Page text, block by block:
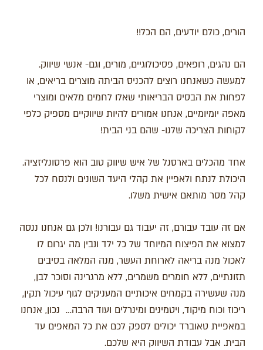
הורים, כולם יודעים, הם הכל!!
הם נהגים, רופאים, פסיכולוגיים, מורים, וגם- אנשי שיווק.
למעשה כשאנחנו רוצים להכניס הביתה מוצרים בריאים, או
לפחות את הבסיס הבריאותי שאלו לחמים מלאים ומוצרי
מאפה יומיומיים, אנחנו אמורים להיות שיווקיים מספיק כלפי
לקוחות הצריכה שלנו- שהם בני הבית!
אחד מהכלים בארסנל של איש שיווק טוב הוא פרסונליזציה.
היכולת לנתח ולאפיין את קהלי היעד השונים ולנסח לכל
קהל מסר מותאם אישית משלו.
אם זה עובד עבורם, זה יעבוד גם עבורנו! ולכן גם אנחנו ננסה
למצוא את הפיצוח המיוחד של כל ילד ונבין מה יגרום לו
לאכול מנה בריאה לארוחת העשר, מנה המלאה בסיבים
תזונתיים, ללא חומרים משמרים, ללא מרגרינה וסוכר לבן,
מנה שעשירה בקמחים איכותיים המעניקים לגוף עיכול תקין,
ריכוז וכוח מיקוד, ויטמינים ומינרלים ועוד הרבה… נכון, אנחנו
במאפיית טאוברד יכולים לספק לכם את כל המאפים עד
הבית. אבל עבודת השיווק היא שלכם.